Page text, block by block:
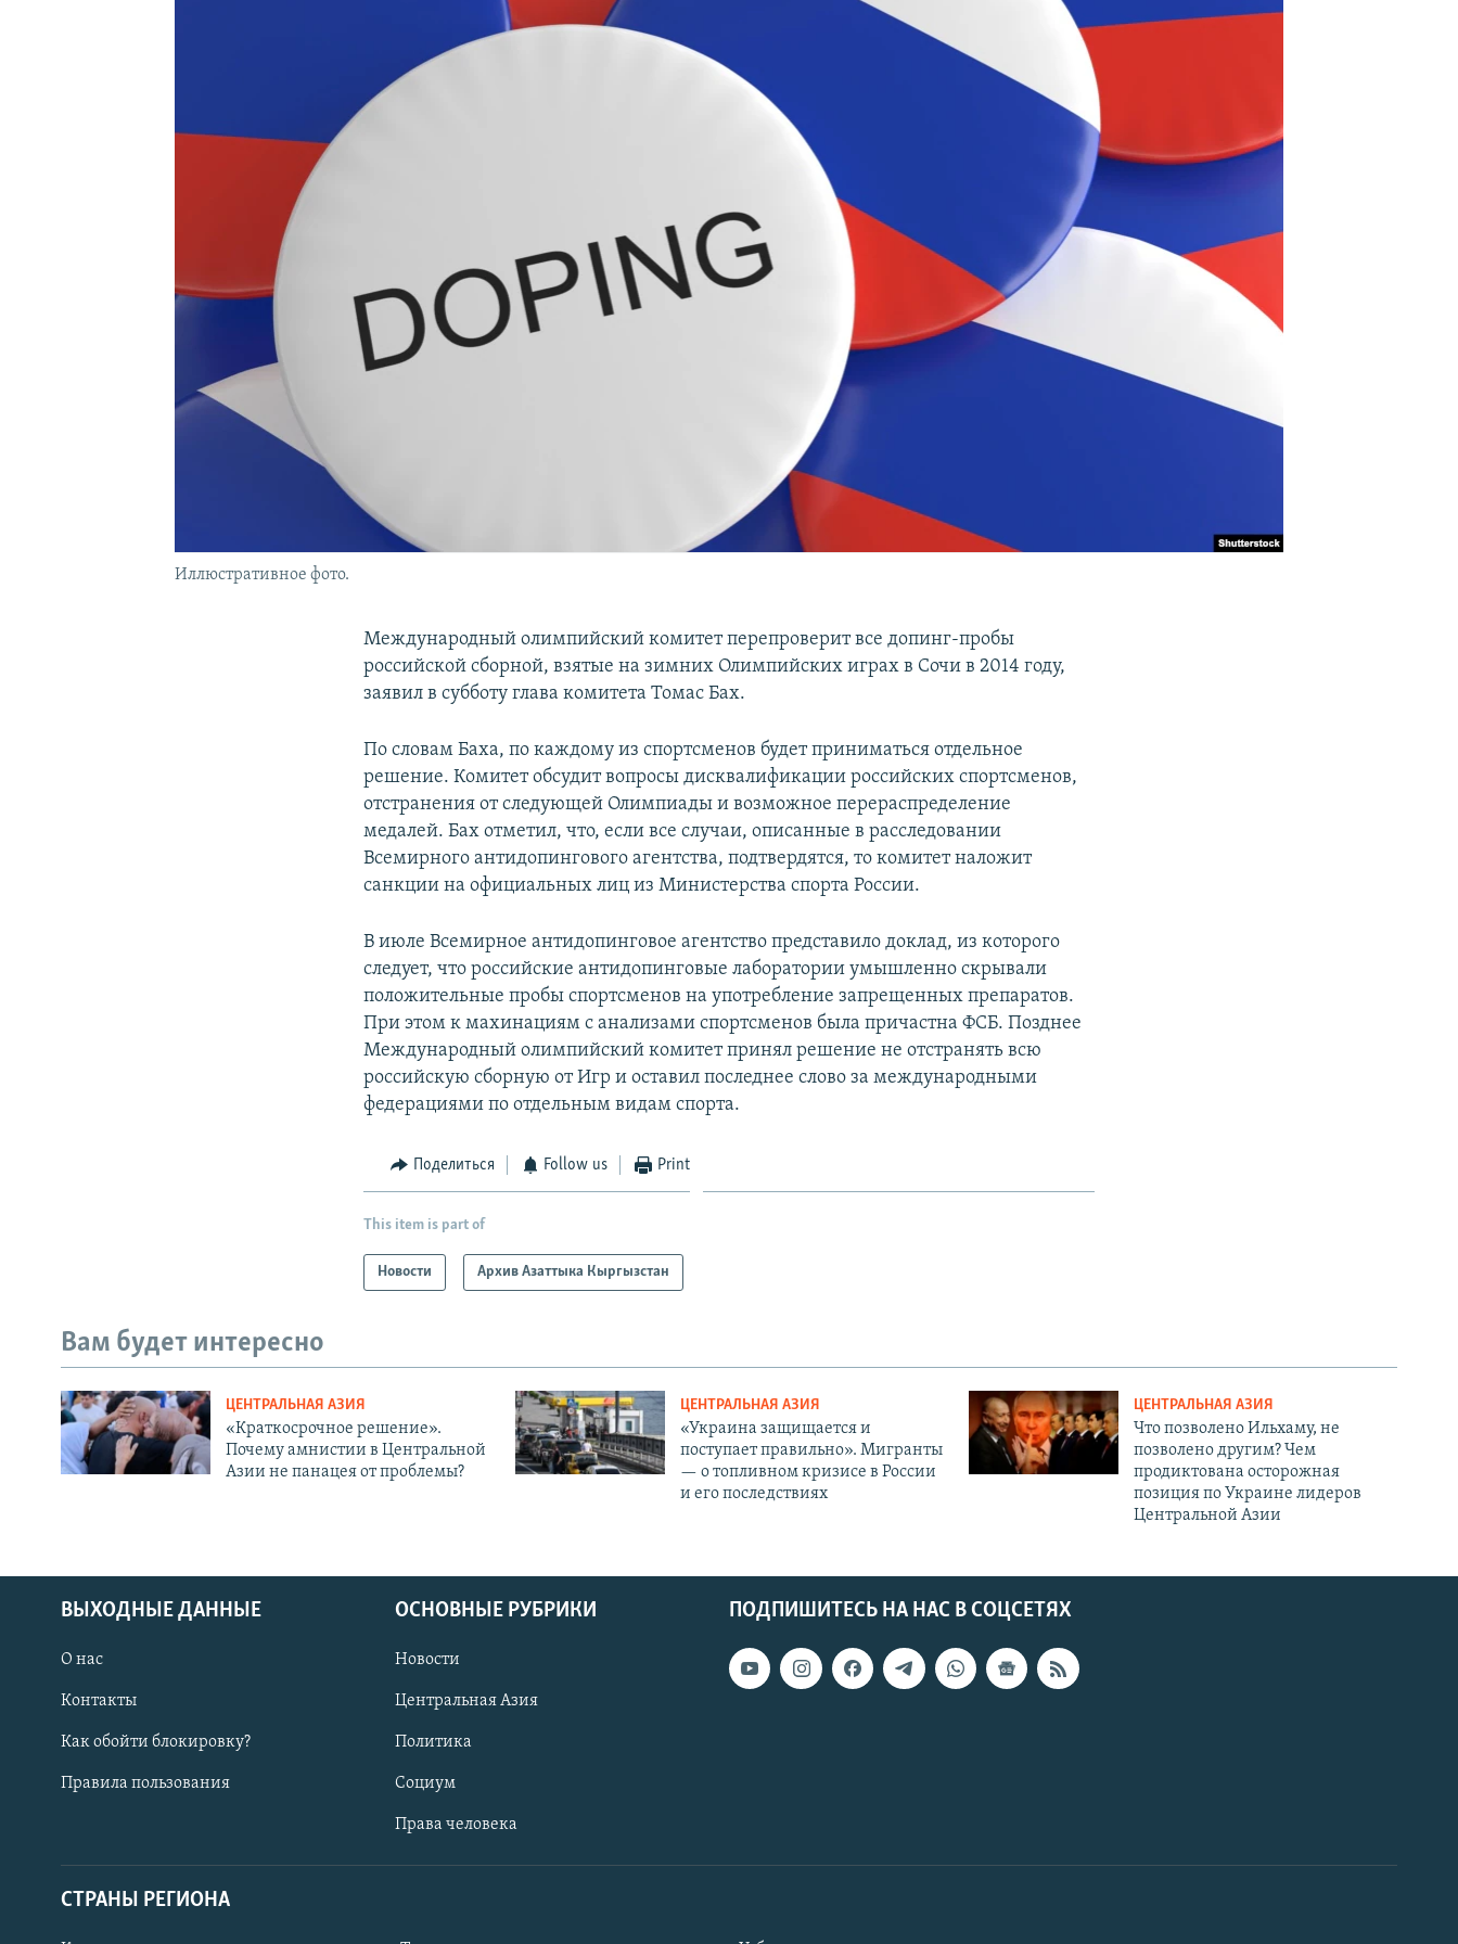
Иллюстративное фото.
Международный олимпийский комитет перепроверит все допинг-пробы
российской сборной, взятые на зимних Олимпийских играх в Сочи в 2014 году,
заявил в субботу глава комитета Томас Бах.
По словам Баха, по каждому из спортсменов будет приниматься отдельное
решение. Комитет обсудит вопросы дисквалификации российских спортсменов,
отстранения от следующей Олимпиады и возможное перераспределение
медалей. Бах отметил, что, если все случаи, описанные в расследовании
Всемирного антидопингового агентства, подтвердятся, то комитет наложит
санкции на официальных лиц из Министерства спорта России.
В июле Всемирное антидопинговое агентство представило доклад, из которого
следует, что российские антидопинговые лаборатории умышленно скрывали
положительные пробы спортсменов на употребление запрещенных препаратов.
При этом к махинациям с анализами спортсменов была причастна ФСБ. Позднее
Международный олимпийский комитет принял решение не отстранять всю
российскую сборную от Игр и оставил последнее слово за международными
федерациями по отдельным видам спорта.
Поделиться Follow us Print
This item is part of
Новости Архив Азаттыка Кыргызстан
Вам будет интересно
ЦЕНТРАЛЬНАЯ АЗИЯ
«Краткосрочное решение».
Почему амнистии в Центральной
Азии не панацея от проблемы?
ЦЕНТРАЛЬНАЯ АЗИЯ
«Украина защищается и
поступает правильно». Мигранты
— о топливном кризисе в России
и его последствиях
ЦЕНТРАЛЬНАЯ АЗИЯ
Что позволено Ильхаму, не
позволено другим? Чем
продиктована осторожная
позиция по Украине лидеров
Центральной Азии
ПОДПИШИТЕСЬ НА НАС В СОЦСЕТЯХ
ВЫХОДНЫЕ ДАННЫЕ
О нас
Контакты
Как обойти блокировку?
Правила пользования
ОСНОВНЫЕ РУБРИКИ
Новости
Центральная Азия
Политика
Социум
Права человека
СТРАНЫ РЕГИОНА